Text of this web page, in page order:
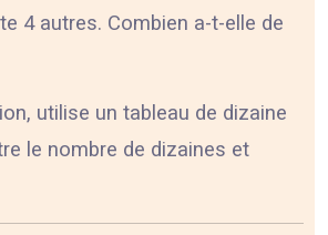
4 autres. Combien a-t-elle de
utilise un tableau de dizaine
le nombre de dizaines et